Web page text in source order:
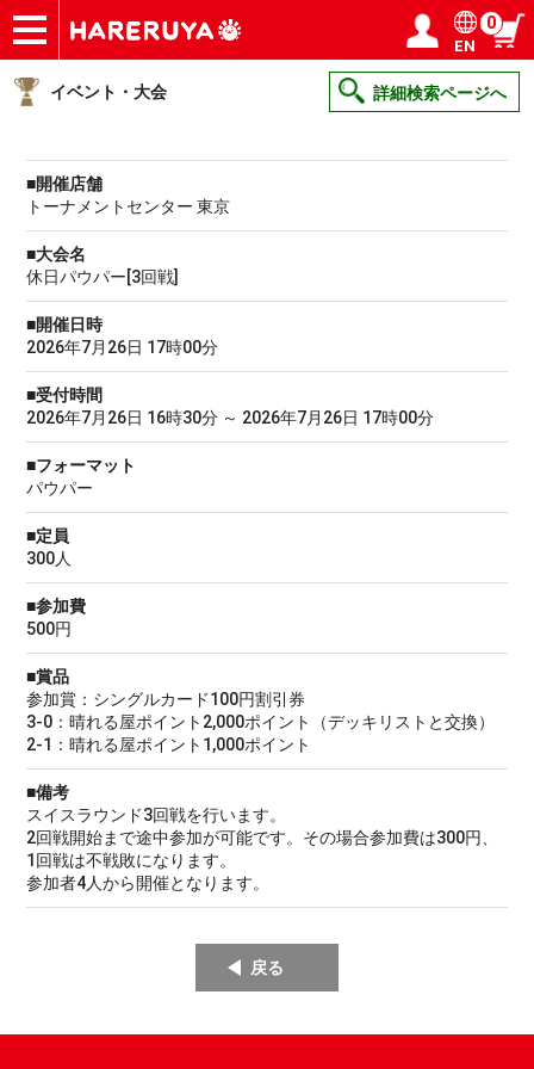
ショップ
買取
記事
デッキ検索
デッキ構築
選手一覧
店舗一覧
イベント
ヘルプ
お問い合わせ ログイン／会員登録
EN
0
イベント・大会 詳細検索ページへ
■開催店舗
トーナメントセンター 東京
■大会名
休日パウパー[3回戦]
■開催日時
2026年7月26日 17時00分
■受付時間
2026年7月26日 16時30分 ～ 2026年7月26日 17時00分
■フォーマット
パウパー
■定員
300人
■参加費
500円
■賞品
参加賞：シングルカード100円割引券
3-0：晴れる屋ポイント2,000ポイント（デッキリストと交換）
2-1：晴れる屋ポイント1,000ポイント
■備考
スイスラウンド3回戦を行います。
2回戦開始まで途中参加が可能です。その場合参加費は300円、
1回戦は不戦敗になります。
参加者4人から開催となります。
戻る